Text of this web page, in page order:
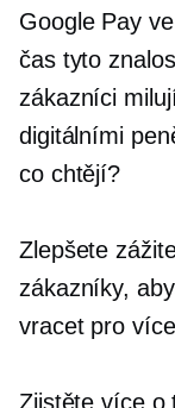
Google Pay
čas tyto
zákazníci
digitálními
co chtějí?
Zlepšete
zákazníky,
vracet pro
Zjistěte více o